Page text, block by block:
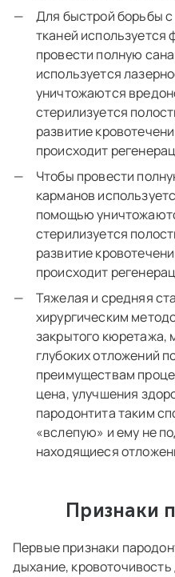
Для быстрой борьбы
тканей используется
провести полную
используется
уничтожаются
стерилизуется
развитие
происходит
Чтобы провести
карманов
помощью
стерилизуется
развитие
происходит
Тяжелая и средняя
хирургическим
закрытого кюретажа,
глубоких отложений
преимуществам
цена, улучшения
пародонтита таким
«вслепую» и ему не
находящиеся
Признаки
Первые признаки
дыхание,